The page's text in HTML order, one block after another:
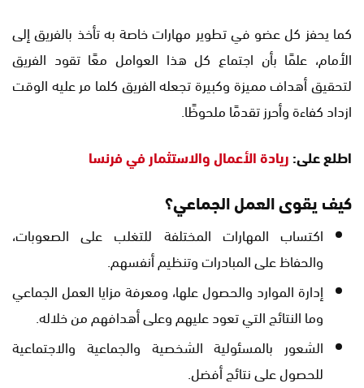
كما يحفز كل عضو في تطوير مهارات خاصة به تأخذ بالفريق إلى
الأمام، علمًا بأن اجتماع كل هذا العوامل معًا تقود الفريق
لتحقيق أهداف مميزة وكبيرة تجعله الفريق كلما مر عليه الوقت
ازداد كفاءة وأحرز تقدمًا ملحوظًا.
اطلع على:ريادة الأعمال والاستثمار في فرنسا
كيف يقوى العمل الجماعي؟
اكتساب المهارات المختلفة للتغلب على الصعوبات،
والحفاظ على المبادرات وتنظيم أنفسهم.
إدارة الموارد والحصول علها، ومعرفة مزايا العمل الجماعي
وما النتائج التي تعود عليهم وعلى أهدافهم من خلاله.
الشعور بالمسئولية الشخصية والجماعية والاجتماعية
للحصول على نتائج أفضل.